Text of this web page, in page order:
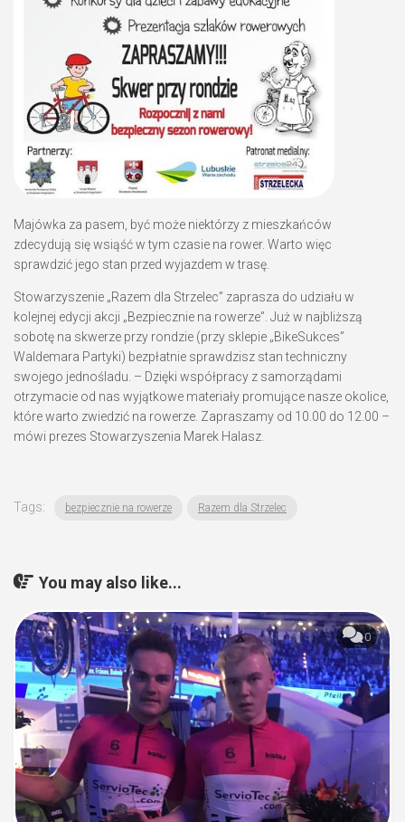
Majówka za pasem, być może niektórzy z mieszkańców
zdecydują się wsiąść w tym czasie na rower. Warto więc
sprawdzić jego stan przed wyjazdem w trasę.
Stowarzyszenie „Razem dla Strzelec” zaprasza do udziału w
kolejnej edycji akcji „Bezpiecznie na rowerze”. Już w najbliższą
sobotę na skwerze przy rondzie (przy sklepie „BikeSukces”
Waldemara Partyki) bezpłatnie sprawdzisz stan techniczny
swojego jednośladu. – Dzięki współpracy z samorządami
otrzymacie od nas wyjątkowe materiały promujące nasze okolice,
które warto zwiedzić na rowerze. Zapraszamy od 10.00 do 12.00 –
mówi prezes Stowarzyszenia Marek Halasz.
Tags: bezpiecznie na rowerze Razem dla Strzelec
You may also like...
0